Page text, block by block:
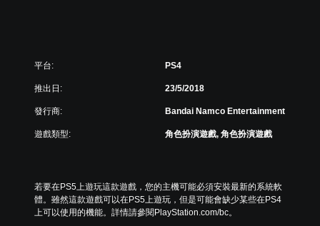
平台: PS4
推出日: 23/5/2018
發行商: Bandai Namco Entertainment
遊戲類型: 角色扮演遊戲, 角色扮演遊戲
若要在PS5上遊玩這款遊戲，您的主機可能必須安裝最新的系統軟
體。雖然這款遊戲可以在PS5上遊玩，但是可能會缺少某些在PS4
上可以使用的機能。詳情請參閱PlayStation.com/bc。